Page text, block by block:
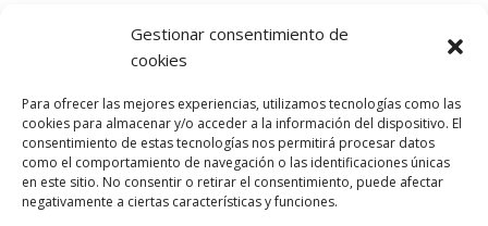
Gestionar consentimiento de
cookies
Para ofrecer las mejores experiencias, utilizamos tecnologías como las
cookies para almacenar y/o acceder a la información del dispositivo. El
consentimiento de estas tecnologías nos permitirá procesar datos
como el comportamiento de navegación o las identificaciones únicas
en este sitio. No consentir o retirar el consentimiento, puede afectar
negativamente a ciertas características y funciones.
Deja una respuesta
comentario.
Entra con tu red social
He leído y acepto laPolítica de Privacidad